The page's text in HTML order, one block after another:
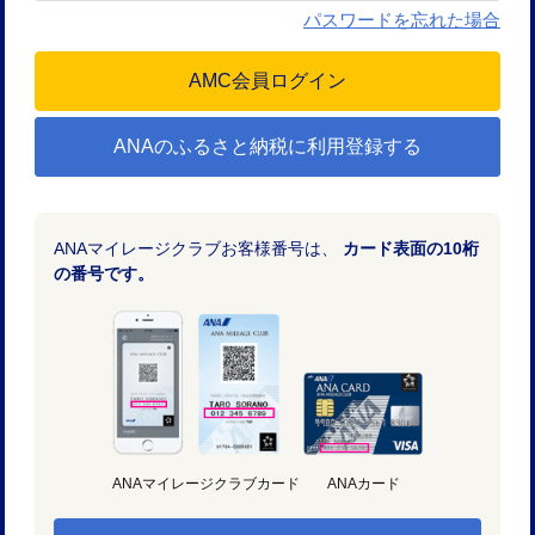
パスワードを忘れた場合
ANAのふるさと納税に利用登録する
ANAマイレージクラブお客様番号は、 カード表面の10桁
の番号です。
ANAマイレージクラブカード ANAカード